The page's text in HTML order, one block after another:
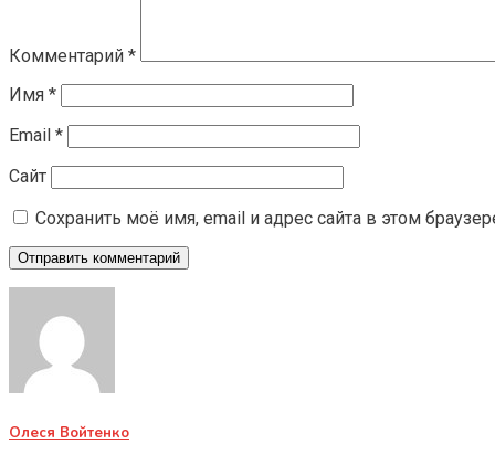
Комментарий *
Имя *
Email *
Сайт
Сохранить моё имя, email и адрес сайта в этом
Олеся Войтенко